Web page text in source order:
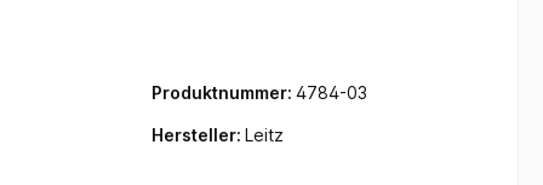
Produktnummer: 4784-03
Hersteller: Leitz